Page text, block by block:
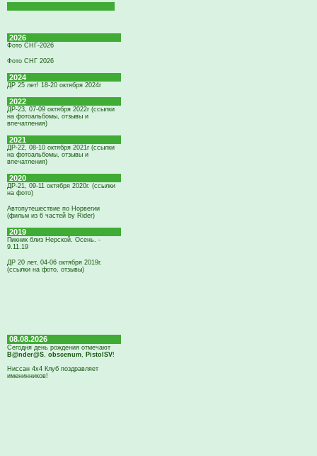
2026
Фото СНГ-2026
Фото СНГ 2026
2024
ДР 25 лет! 18-20 октября 2024г
2022
ДР-23, 07-09 октября 2022г (ссылки
на фотоальбомы, отзывы и
впечатления)
2021
ДР-22, 08-10 октября 2021г (ссылки
на фотоальбомы, отзывы и
впечатления)
2020
ДР-21, 09-11 октября 2020г. (ссылки
на фото)
Автопутешествие по Норвегии
(фильм из 6 частей by Rider)
2019
Пикник близ Нерской. Осень. -
9.11.19
ДР 20 лет, 04-06 октября 2019г.
(ссылки на фото, отзывы)
08.08.2026
Сегодня день рождения отмечают
B@nder@S, obscenum, PistolSV!
Ниссан 4х4 Клуб поздравляет
именинников!